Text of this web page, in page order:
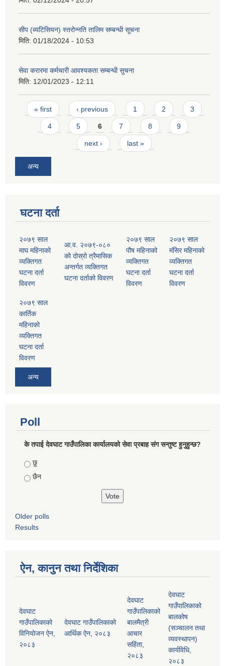
सीप (ब्यटिसियन) स्तरोन्नति तालिम सम्बन्धी सूचना
मिति: 01/18/2024 - 10:53
सेवा करारमा कर्मचारी आवश्यकता सम्बन्धी सुचना
मिति: 12/01/2023 - 12:11
Pages
« first ‹ previous 1 2 3
4 5 6 7 8 9
next › last »
अन्य
घटना दर्ता
२०७९ साल
माघ महिनाको
व्यक्तिगत
घटना दर्ता
विवरण
आ.व. २०७९-०८०
को दोस्रो त्रैमासिक
अन्तर्गत व्यक्तिगत
घटना दर्ताको विवरण
२०७९ साल
पौष महिनाको
व्यक्तिगत
घटना दर्ता
विवरण
२०७९ साल
मंसिर महिनाको
व्यक्तिगत
घटना दर्ता
विवरण
२०७९ साल
कार्तिक
महिनाको
व्यक्तिगत
घटना दर्ता
विवरण
अन्य
Poll
के तपाई देवघाट गाउँपालिका कार्यालयको सेवा प्रबाह संग सन्तुष्ट हुनुहुन्छ?
Choices
छु
छैन
Older polls
Results
ऐन, कानुन तथा निर्देशिका
देवघाट
गाउँपालिकाको
विनियोजन ऐन,
२०८३
देवघाट गाउँपालिकाको
आर्थिक ऐन, २०८३
देवघाट
गाउँपालिकाको
बालमैत्री
आचार
सहिंता,
२०८३
देवघाट
गाउँपालिकाको
बालकोष
(सञ्चालन तथा
व्यवस्थापन)
कार्यविधि,
२०८३